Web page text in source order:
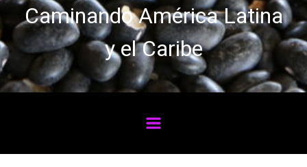
Caminando América Latina
y el Caribe